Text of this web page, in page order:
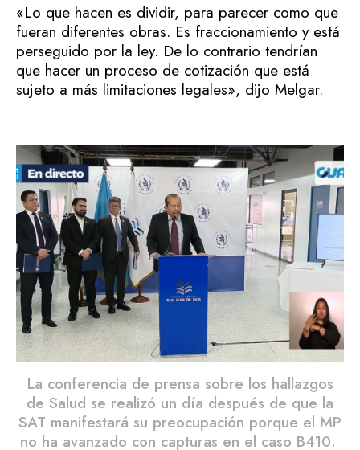
«Lo que hacen es dividir, para parecer como que
fueran diferentes obras. Es fraccionamiento y está
perseguido por la ley. De lo contrario tendrían
que hacer un proceso de cotización que está
sujeto a más limitaciones legales», dijo Melgar.
La conferencia de prensa sobre los hallazgos
de Salud se realizó un día después de que la
SAT manifestará su preocupación porque el MP
no ha avanzado con capturas en el caso B410.